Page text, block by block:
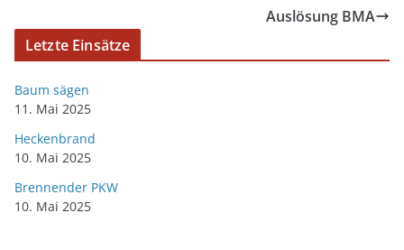
Auslösung BMA
Letzte Einsätze
Baum sägen
11. Mai 2025
Heckenbrand
10. Mai 2025
Brennender PKW
10. Mai 2025